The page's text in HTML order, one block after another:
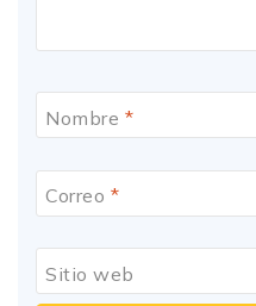
Nombre *
Correo *
Sitio web